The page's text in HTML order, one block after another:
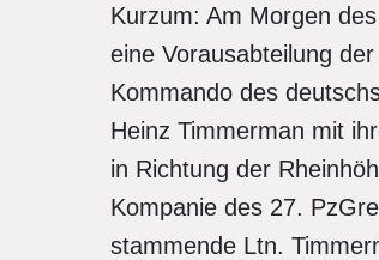
Kurzum: Am Morgen
eine Vorausabteilung
Kommando des
Heinz Timmerman mit
in Richtung der
Kompanie des 27.
stammende Ltn.